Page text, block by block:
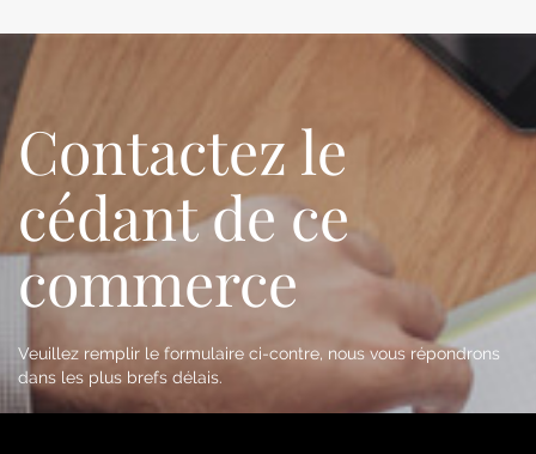
Contactez le
cédant de ce
commerce
Veuillez remplir le formulaire ci-contre, nous vous répondrons
dans les plus brefs délais.